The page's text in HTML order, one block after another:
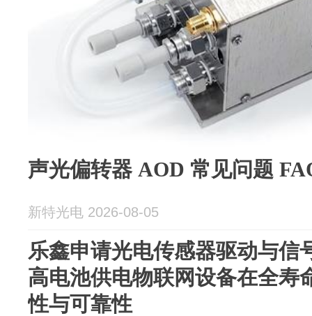
声光偏转器 AOD 常见问题
新特光电 2026-08-05
乐鑫申请光电传感器驱动与信
高电池供电物联网设备在全寿
性与可靠性